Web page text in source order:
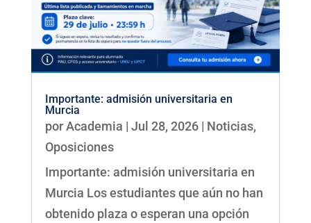
Importante: admisión universitaria en
Murcia
porAcademia | Jul 28, 2026| Noticias,
Oposiciones
Importante: admisión universitaria en
Murcia Los estudiantes que aún no han
obtenido plaza o esperan una opción